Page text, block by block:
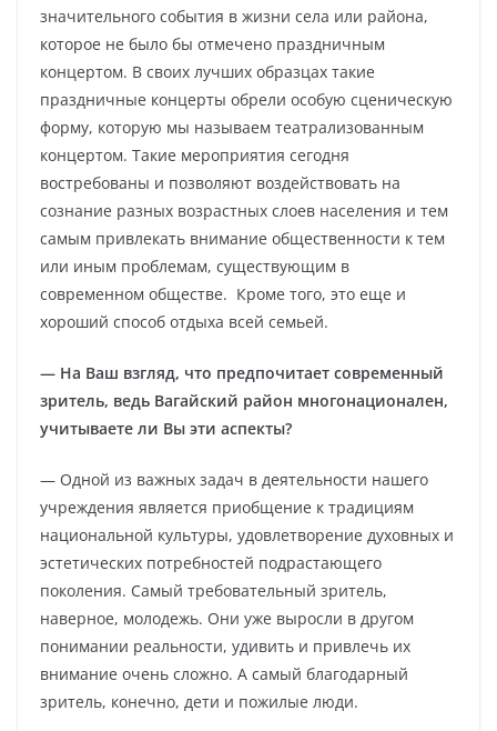
значительного события в жизни села или района,
которое не было бы отмечено праздничным
концертом. В своих лучших образцах такие
праздничные концерты обрели особую сценическую
форму, которую мы называем театрализованным
концертом. Такие мероприятия сегодня
востребованы и позволяют воздействовать на
сознание разных возрастных слоев населения и тем
самым привлекать внимание общественности к тем
или иным проблемам, существующим в
современном обществе. Кроме того, это еще и
хороший способ отдыха всей семьей.
— На Ваш взгляд, что предпочитает современный
зритель, ведь Вагайский район многонационален,
учитываете ли Вы эти аспекты?
— Одной из важных задач в деятельности нашего
учреждения является приобщение к традициям
национальной культуры, удовлетворение духовных и
эстетических потребностей подрастающего
поколения. Самый требовательный зритель,
наверное, молодежь. Они уже выросли в другом
понимании реальности, удивить и привлечь их
внимание очень сложно. А самый благодарный
зритель, конечно, дети и пожилые люди.